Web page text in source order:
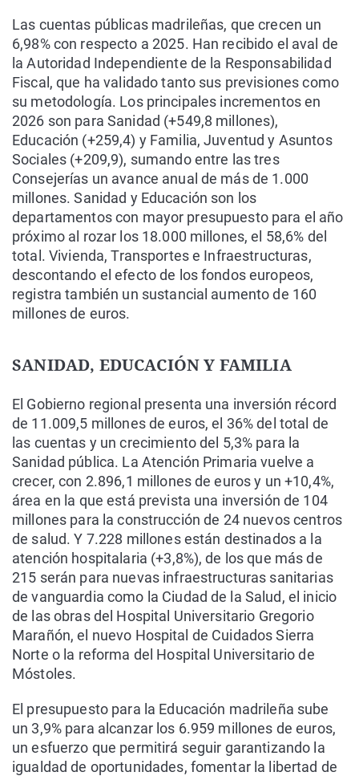
Las cuentas públicas madrileñas, que crecen un
6,98% con respecto a 2025. Han recibido el aval de
la Autoridad Independiente de la Responsabilidad
Fiscal, que ha validado tanto sus previsiones como
su metodología. Los principales incrementos en
2026 son para Sanidad (+549,8 millones),
Educación (+259,4) y Familia, Juventud y Asuntos
Sociales (+209,9), sumando entre las tres
Consejerías un avance anual de más de 1.000
millones. Sanidad y Educación son los
departamentos con mayor presupuesto para el año
próximo al rozar los 18.000 millones, el 58,6% del
total. Vivienda, Transportes e Infraestructuras,
descontando el efecto de los fondos europeos,
registra también un sustancial aumento de 160
millones de euros.
SANIDAD, EDUCACIÓN Y FAMILIA
El Gobierno regional presenta una inversión récord
de 11.009,5 millones de euros, el 36% del total de
las cuentas y un crecimiento del 5,3% para la
Sanidad pública. La Atención Primaria vuelve a
crecer, con 2.896,1 millones de euros y un +10,4%,
área en la que está prevista una inversión de 104
millones para la construcción de 24 nuevos centros
de salud. Y 7.228 millones están destinados a la
atención hospitalaria (+3,8%), de los que más de
215 serán para nuevas infraestructuras sanitarias
de vanguardia como la Ciudad de la Salud, el inicio
de las obras del Hospital Universitario Gregorio
Marañón, el nuevo Hospital de Cuidados Sierra
Norte o la reforma del Hospital Universitario de
Móstoles.
El presupuesto para la Educación madrileña sube
un 3,9% para alcanzar los 6.959 millones de euros,
un esfuerzo que permitirá seguir garantizando la
igualdad de oportunidades, fomentar la libertad de